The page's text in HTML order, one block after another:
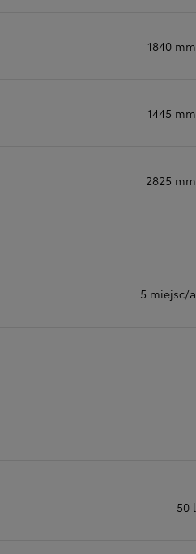
1840 mm
1445 mm
2825 mm
5 miejsc/a
50 l